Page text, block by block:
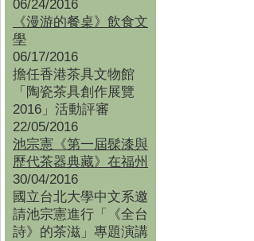
06/24/2016
《漫游的餐桌》飲食文
學
06/17/2016
擔任香港茶具文物館
「陶瓷茶具創作展覽
2016」活動評審
22/05/2016
池宗憲《第一屆髹漆與
歷代茶器典藏》在福州
30/04/2016
國立台北大學中文系邀
請池宗憲進行「《全台
詩》的茶滋」專題演講